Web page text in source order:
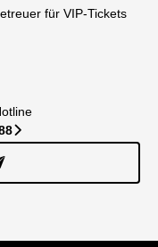
für VIP-Tickets
􀆊